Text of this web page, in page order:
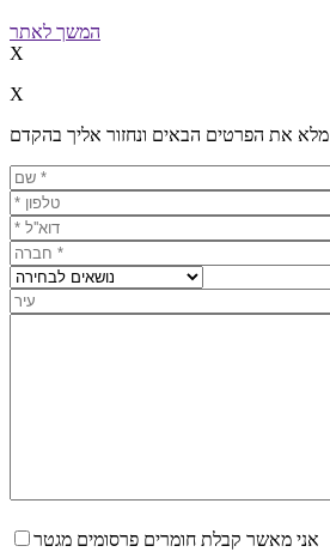
המשך לאתר
X
X
מלא את הפרטים הבאים ונחזור אליך בהקדם
אני מאשר קבלת חומרים פרסומים מגטר